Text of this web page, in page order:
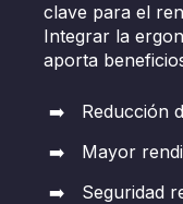
clave para el
Integrar la
aporta
Reducción
Mayor
Seguridad